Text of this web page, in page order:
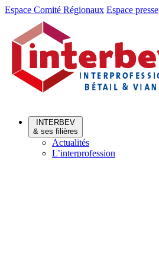
Aller
Aller
contenu
Espace Comité Régionaux Espace presse
INTERBEV
& ses filières
Actualités
L’interprofession